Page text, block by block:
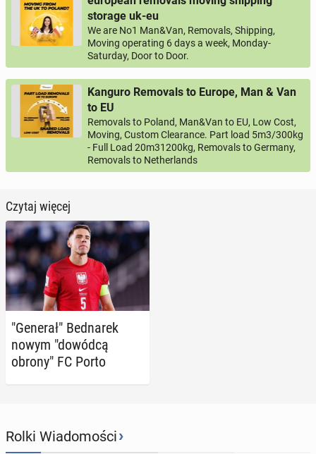
storage uk-eu
We are No1 Man&Van, Removals, Shipping,
Moving operating 6 days a week, Monday-
Saturday, Door to Door.
Kanguro Removals to Europe, Man & Van
to EU
Removals to Poland, Man&Van to EU, Low Cost,
Moving, Custom Clearance. Part load 5m3/300kg
- Full Load 20m31200kg, Removals to Germany,
Removals to Netherlands
Czytaj więcej
"Generał" Bed­na­rek
nowym "dowódcą
obrony" FC Porto
Rolki Wiadomości›